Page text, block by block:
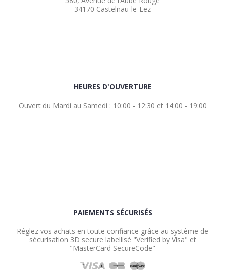
34170 Castelnau-le-Lez
HEURES D'OUVERTURE
Ouvert du Mardi au Samedi : 10:00 - 12:30 et 14:00 - 19:00
PAIEMENTS SÉCURISÉS
Réglez vos achats en toute confiance grâce au système de
sécurisation 3D secure labellisé "Verified by Visa" et
"MasterCard SecureCode"